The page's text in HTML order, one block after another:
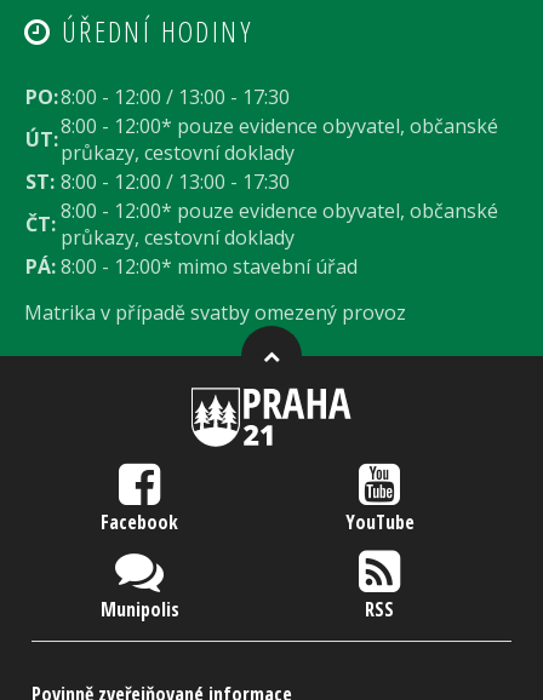
ÚŘEDNÍ HODINY
PO:8:00 - 12:00 / 13:00 - 17:30
ÚT:8:00 - 12:00* pouze evidence obyvatel, občanské
průkazy, cestovní doklady
ST: 8:00 - 12:00 / 13:00 - 17:30
ČT:8:00 - 12:00* pouze evidence obyvatel, občanské
průkazy, cestovní doklady
PÁ:8:00 - 12:00* mimo stavební úřad
Matrika v případě svatby omezený provoz
Facebook YouTube
Munipolis RSS
Povinně zveřejňované informace